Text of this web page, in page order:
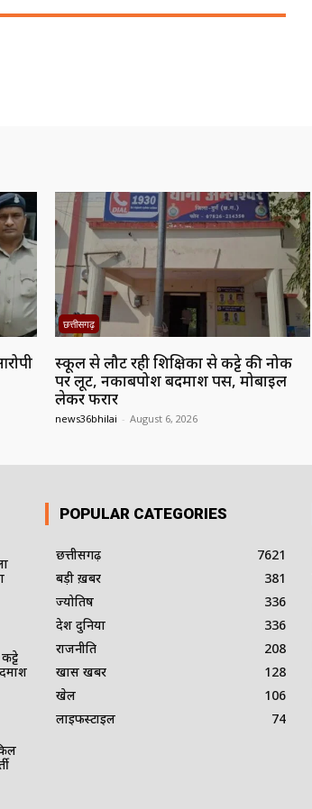
छत्तीसगढ़
स्कूल से लौट रही शिक्षिका से कट्टे की नोक
पर लूट, नकाबपोश बदमाश पर्स, मोबाइल
लेकर फरार
news36bhilai - August 6, 2026
POPULAR CATEGORIES
छत्तीसगढ़
7621
बड़ी ख़बर
381
ज्योतिष
336
देश दुनिया
336
राजनीति
208
खास खबर
128
खेल
106
लाइफस्टाइल
74